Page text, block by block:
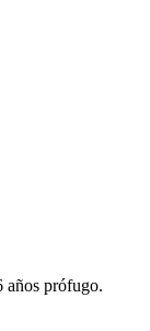
años prófugo.